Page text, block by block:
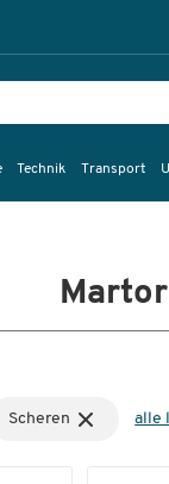
Technik Transport
Scheren alle